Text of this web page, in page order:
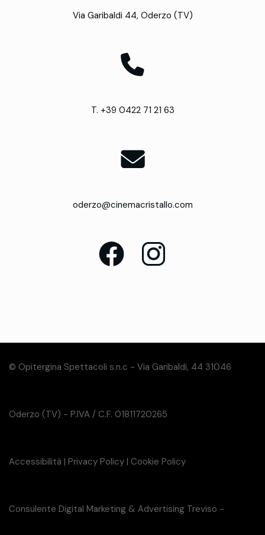
Via Garibaldi 44, Oderzo (TV)
T. +39 0422 71 21 63
oderzo@cinemacristallo.com
© Opitergina Spettacoli s.n.c - Via Garibaldi, 44 31046
Oderzo (TV) - P.IVA / C.F. 01811720265
Accessibilità | Privacy Policy | Cookie Policy
Consulente Digital Marketing & Advertising Treviso -